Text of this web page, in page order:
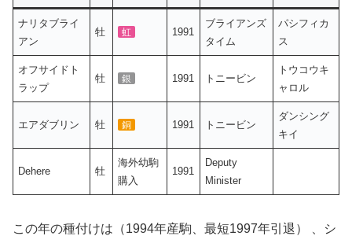
ナリタブライ
アン
牡 虹 1991
ブライアンズ
タイム
パシフィカ
ス
オフサイドト
ラップ
牡 銀 1991 トニービン
トウコウキ
ャロル
エアダブリン 牡 銅 1991 トニービン
ダンシング
キイ
Dehere 牡
海外幼駒
購入
1991
Deputy
Minister
この年の種付けは（1994年産駒、最短1997年引退） 、シ